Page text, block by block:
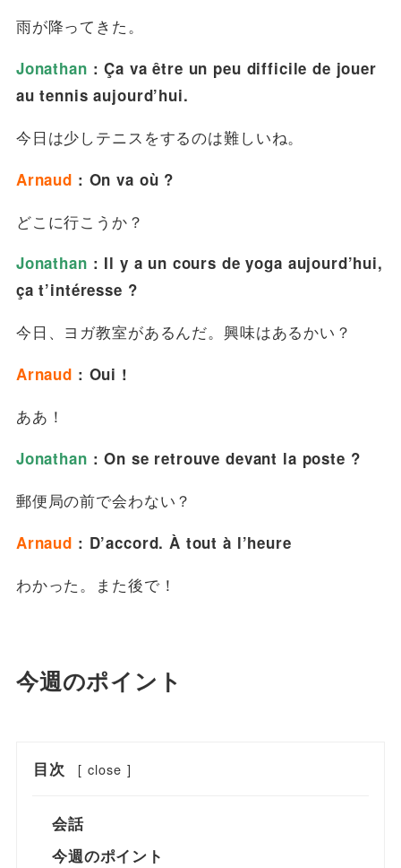
雨が降ってきた。
Jonathan : Ça va être un peu difficile de jouer
au tennis aujourd’hui.
今日は少しテニスをするのは難しいね。
Arnaud : On va où ?
どこに行こうか？
Jonathan : Il y a un cours de yoga aujourd’hui,
ça t’intéresse ?
今日、ヨガ教室があるんだ。興味はあるかい？
Arnaud : Oui !
ああ！
Jonathan : On se retrouve devant la poste ?
郵便局の前で会わない？
Arnaud : D’accord. À tout à l’heure
わかった。また後で！
今週のポイント
目次 [ close ]
会話
今週のポイント